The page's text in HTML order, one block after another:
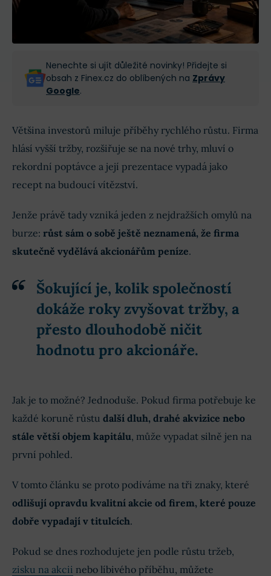
Nenechte si ujít důležité novinky! Přidejte si
obsah z Finex.cz do oblíbených na Zprávy
Google.
Většina investorů miluje příběhy rychlého růstu. Firma
hlásí vyšší tržby, rozšiřuje se na nové trhy, mluví o
rekordní poptávce a její prezentace vypadá jako
recept na budoucí vítězství.
Jenže právě tady vzniká jeden z nejdražších omylů na
burze: růst sám o sobě ještě neznamená, že firma
skutečně vydělává akcionářům peníze.
Šokující je, kolik společností
dokáže roky zvyšovat tržby, a
přesto dlouhodobě ničit
hodnotu pro akcionáře.
Jak je to možné? Jednoduše. Pokud firma potřebuje ke
každé koruně růstu další dluh, drahé akvizice nebo
stále větší objem kapitálu, může vypadat silně jen na
první pohled.
V tomto článku se proto podíváme na tři znaky, které
odlišují opravdu kvalitní akcie od firem, které pouze
dobře vypadají v titulcích.
Pokud se dnes rozhodujete jen podle růstu tržeb,
zisku na akcii nebo líbivého příběhu, můžete